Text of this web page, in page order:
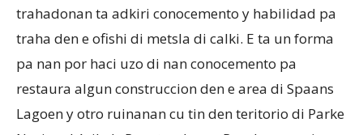
trahadonan ta adkiri conocemento y habilidad pa
traha den e ofishi di metsla di calki. E ta un forma
pa nan por haci uzo di nan conocemento pa
restaura algun construccion den e area di Spaans
Lagoen y otro ruinanan cu tin den teritorio di Parke